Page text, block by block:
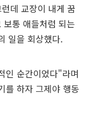
데 교장이 내게 꿈
통 애들처럼 되는
일을 회상했다.
인 순간이었다"라며
를 하자 그제야 행동